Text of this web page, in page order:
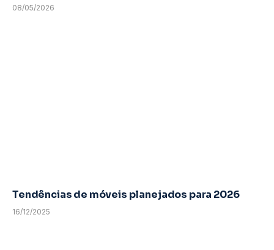
08/05/2026
Tendências de móveis planejados para 2026
16/12/2025